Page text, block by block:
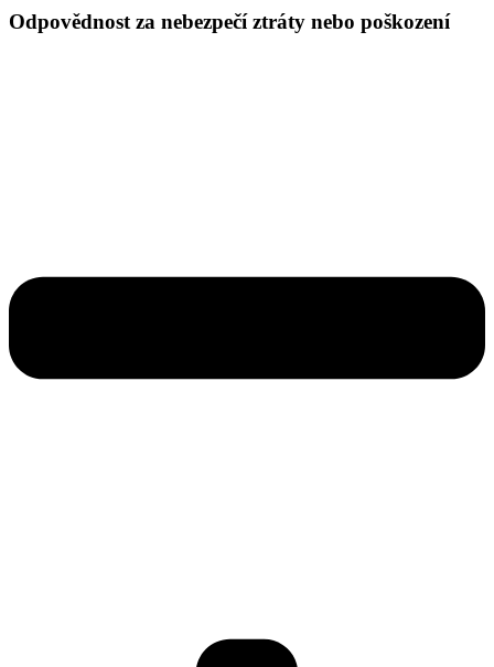
Odpovědnost za nebezpečí ztráty nebo poškození